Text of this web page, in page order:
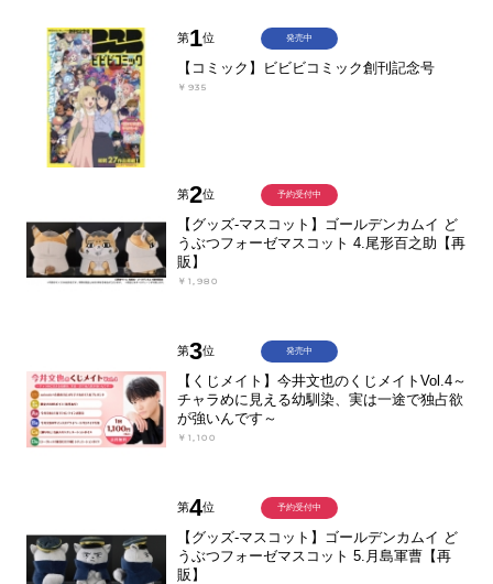
第1位
【コミック】ビビビコミック創刊記念号
￥935
発売中
第2位
【グッズ-マスコット】ゴールデンカムイ ど
うぶつフォーゼマスコット 4.尾形百之助【再
販】
￥1,980
予約受付中
第3位
【くじメイト】今井文也のくじメイトVol.4～
チャラめに見える幼馴染、実は一途で独占欲
が強いんです～
￥1,100
発売中
第4位
【グッズ-マスコット】ゴールデンカムイ ど
うぶつフォーゼマスコット 5.月島軍曹【再
販】
予約受付中